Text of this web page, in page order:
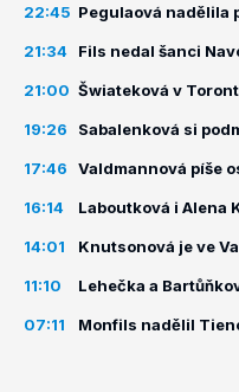
22:45 Pegulaová nadělila
21:34 Fils nedal šanci
21:00 Šwiateková v
19:26 Sabalenková si
17:46 Valdmannová píše
16:14 Laboutková i Alena
14:01 Knutsonová je ve
11:10 Lehečka a
07:11 Monfils nadělil